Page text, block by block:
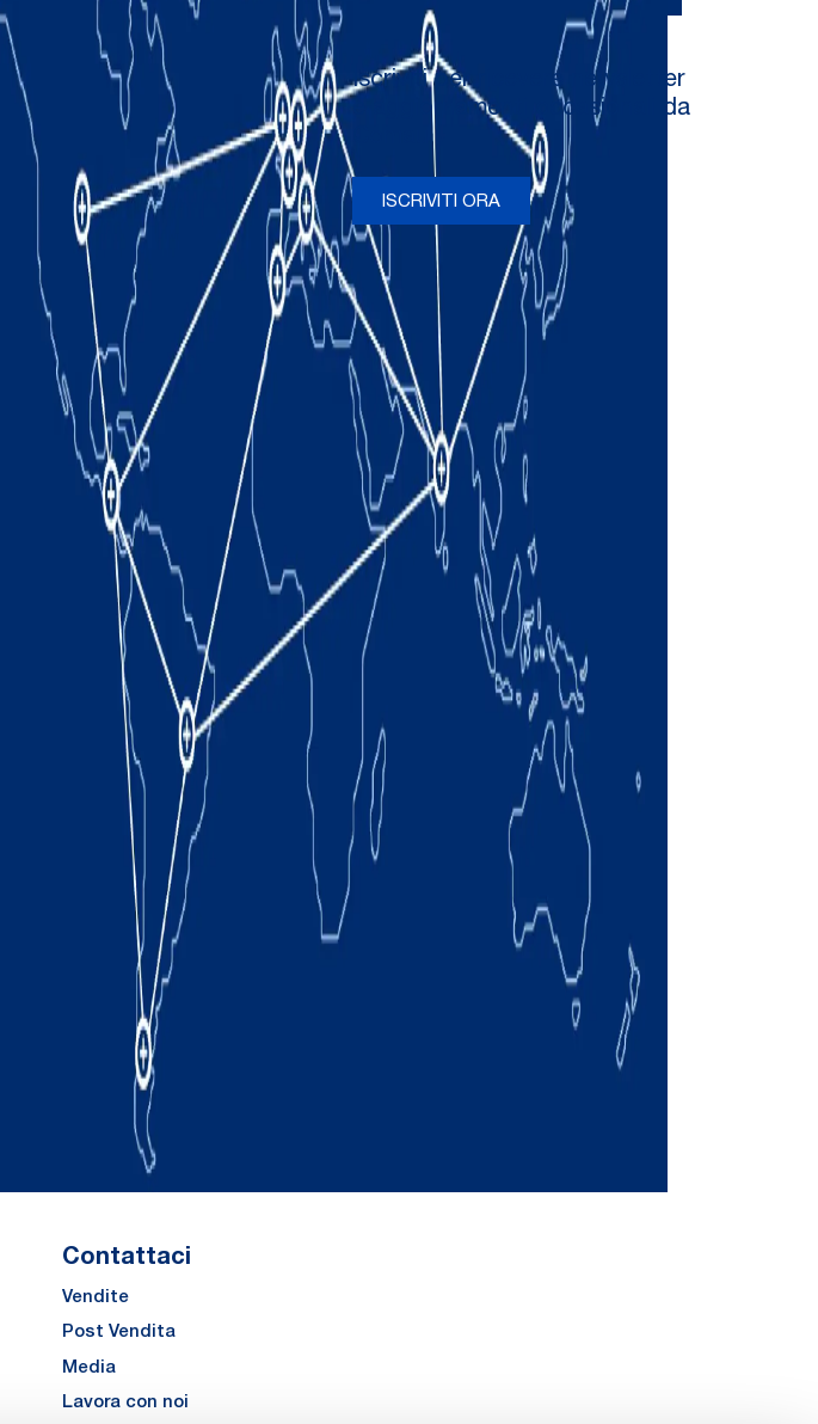
Contattaci
Vendite
Post Vendita
Media
Lavora con noi
Iscriviti per ricevere newsletter
e aggiornamenti occasionali da
ISCRIVITI ORA